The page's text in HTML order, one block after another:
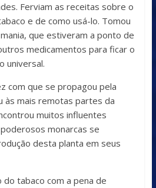
Ferviam as receitas sobre o
e de como usá-lo. Tomou
que estiveram a ponto de
medicamentos para ficar o
universal.
com que se propagou pela
às mais remotas partes da
muitos influentes
monarcas se
desta planta em seus
do tabaco com a pena de